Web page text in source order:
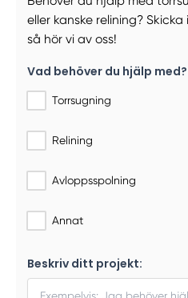
eller kanske relining?
så hör vi av oss!
Vad behöver du hjälp med?
Torrsugning
Relining
Avloppsspolning
Annat
Beskriv ditt projekt: